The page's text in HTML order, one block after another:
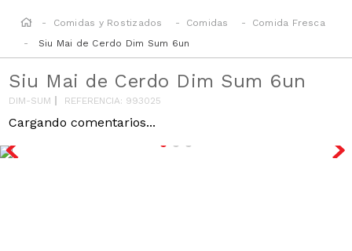
Comidas y Rostizados Comidas
Comida Fresca
Siu Mai de Cerdo Dim Sum 6un
Siu Mai de Cerdo Dim Sum 6un
DIM-SUM REFERENCIA: 993025
Cargando comentarios...
AZUCAR/SODIO